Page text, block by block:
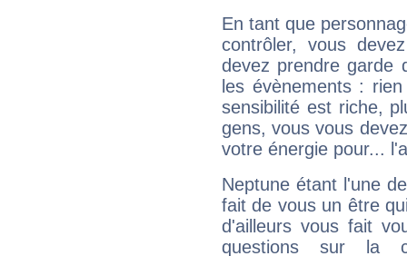
En tant que
contrôler, vous
devez prendre garde
les évènements :
sensibilité est riche,
gens, vous vous
votre énergie pour...
Neptune étant l'une
fait de vous un être
d'ailleurs vous fait
questions sur la